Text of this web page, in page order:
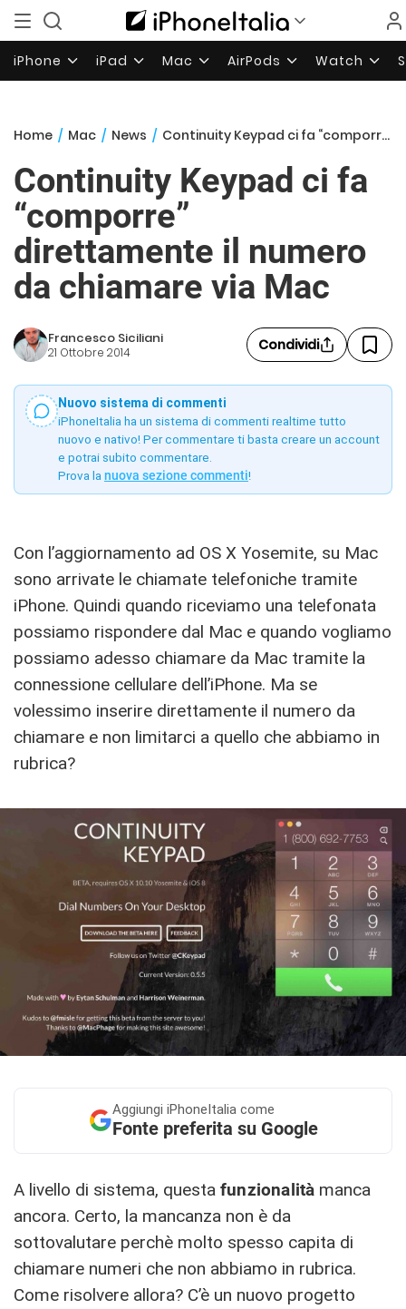
iPhone iPad Mac AirPods Watch
Home / Mac / News / Continuity Keypad ci fa “comporre” direttamente il numero da chiamare via Mac
Continuity Keypad ci fa
“comporre”
direttamente il numero
da chiamare via Mac
Francesco Siciliani
21 Ottobre 2014 Condividi
Nuovo sistema di commenti
iPhoneItalia ha un sistema di commenti realtime tutto
nuovo e nativo! Per commentare ti basta creare un account
e potrai subito commentare.
Prova la nuova sezione commenti!
Con l’aggiornamento ad OS X Yosemite, su Mac
sono arrivate le chiamate telefoniche tramite
iPhone. Quindi quando riceviamo una telefonata
possiamo rispondere dal Mac e quando vogliamo
possiamo adesso chiamare da Mac tramite la
connessione cellulare dell’iPhone. Ma se
volessimo inserire direttamente il numero da
chiamare e non limitarci a quello che abbiamo in
rubrica?
Aggiungi iPhoneItalia come
Fonte preferita su Google
A livello di sistema, questa funzionalità manca
ancora. Certo, la mancanza non è da
sottovalutare perchè molto spesso capita di
chiamare numeri che non abbiamo in rubrica.
Come risolvere allora? C’è un nuovo progetto